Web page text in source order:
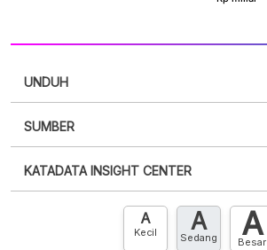
UNDUH
XLS
SUMBER
punya akun?Silakan Daftar sekarang
KATADATA INSIGHT CENTER
Hubungi sekarang »
A
Kecil A
Sedang A
Besar